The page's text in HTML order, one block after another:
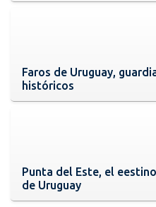
Faros de Uruguay,
históricos
Punta del Este, el
de Uruguay